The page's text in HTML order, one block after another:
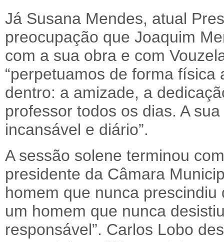
Já Susana Mendes, atual
preocupação que Joaquim
com a sua obra e com
“perpetuamos de forma
dentro: a amizade, a
professor todos os dias. A
incansável e diário”.
A sessão solene terminou
presidente da Câmara
homem que nunca
um homem que nunca
responsável”. Carlos Lobo